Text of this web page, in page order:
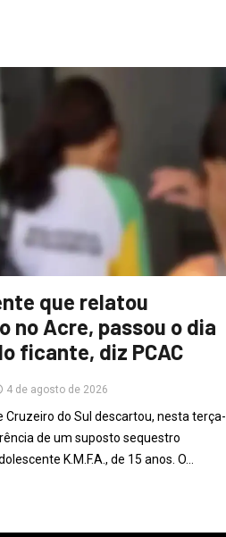
que relatou
no Acre, passou o dia
ficante, diz PCAC
4 de agosto de 2026
Cruzeiro do Sul descartou, nesta terça-
de um suposto sequestro
K.M.F.A., de 15 anos. O…